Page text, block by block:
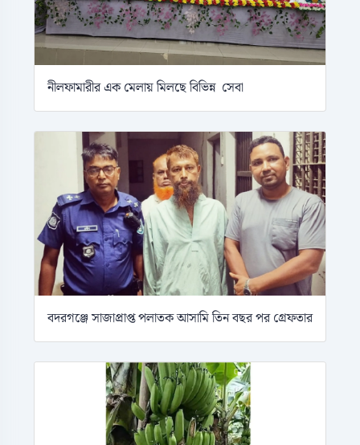
নীলফামারীর এক মেলায় মিলছে বিভিন্ন সেবা
বদরগঞ্জে সাজাপ্রাপ্ত পলাতক আসামি তিন বছর পর গ্রেফতার